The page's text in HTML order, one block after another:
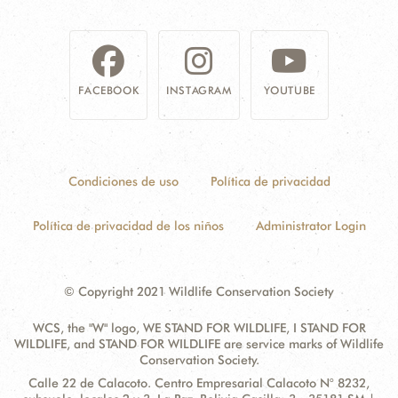
NOSOTROS
DONA
FACEBOOK INSTAGRAM YOUTUBE
Condiciones de uso Política de privacidad
Política de privacidad de los niños Administrator Login
© Copyright 2021 Wildlife Conservation Society
WCS, the "W" logo, WE STAND FOR WILDLIFE, I STAND FOR
WILDLIFE, and STAND FOR WILDLIFE are service marks of Wildlife
Conservation Society.
Contact
Address:
Calle 22 de Calacoto. Centro Empresarial Calacoto N° 8232,